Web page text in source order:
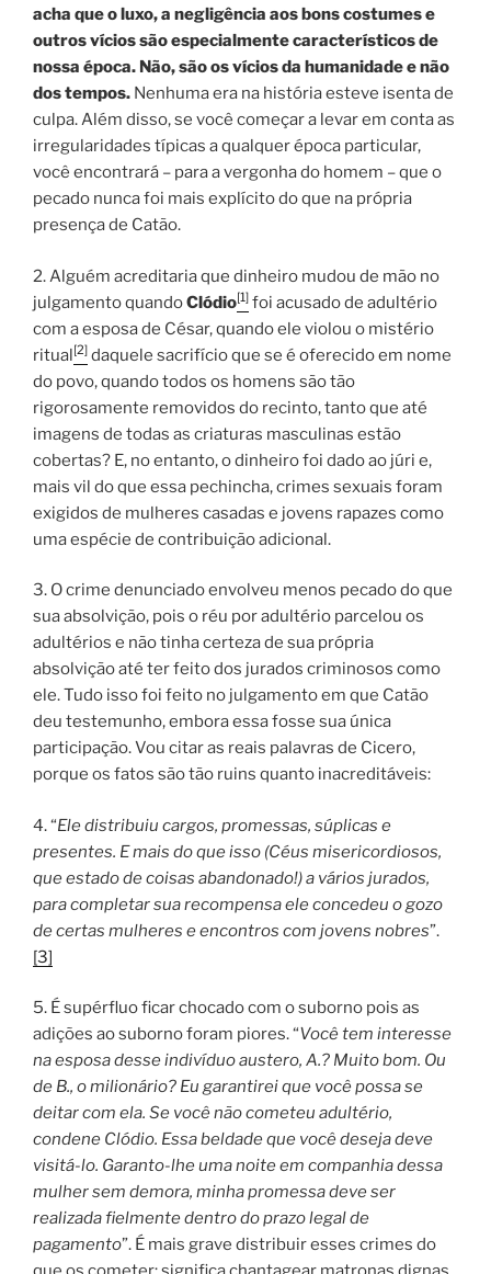
acha que o luxo, a negligência aos bons costumes e
outros vícios são especialmente característicos de
nossa época. Não, são os vícios da humanidade e não
dos tempos. Nenhuma era na história esteve isenta de
culpa. Além disso, se você começar a levar em conta as
irregularidades típicas a qualquer época particular,
você encontrará – para a vergonha do homem – que o
pecado nunca foi mais explícito do que na própria
presença de Catão.
2. Alguém acreditaria que dinheiro mudou de mão no
julgamento quandoClódio[1] foi acusado de adultério
com a esposa de César, quando ele violou o mistério
ritual[2] daquele sacrifício que se é oferecido em nome
do povo, quando todos os homens são tão
rigorosamente removidos do recinto, tanto que até
imagens de todas as criaturas masculinas estão
cobertas? E, no entanto, o dinheiro foi dado ao júri e,
mais vil do que essa pechincha, crimes sexuais foram
exigidos de mulheres casadas e jovens rapazes como
uma espécie de contribuição adicional.
3. O crime denunciado envolveu menos pecado do que
sua absolvição, pois o réu por adultério parcelou os
adultérios e não tinha certeza de sua própria
absolvição até ter feito dos jurados criminosos como
ele. Tudo isso foi feito no julgamento em que Catão
deu testemunho, embora essa fosse sua única
participação. Vou citar as reais palavras de Cicero,
porque os fatos são tão ruins quanto inacreditáveis:
4. “Ele distribuiu cargos, promessas, súplicas e
presentes. E mais do que isso (Céus misericordiosos,
que estado de coisas abandonado!) a vários jurados,
para completar sua recompensa ele concedeu o gozo
de certas mulheres e encontros com jovens nobres”.
[3]
5. É supérfluo ficar chocado com o suborno pois as
adições ao suborno foram piores. “Você tem interesse
na esposa desse indivíduo austero, A.? Muito bom. Ou
de B., o milionário? Eu garantirei que você possa se
deitar com ela. Se você não cometeu adultério,
condene Clódio. Essa beldade que você deseja deve
visitá-lo. Garanto-lhe uma noite em companhia dessa
mulher sem demora, minha promessa deve ser
realizada fielmente dentro do prazo legal de
pagamento”. É mais grave distribuir esses crimes do